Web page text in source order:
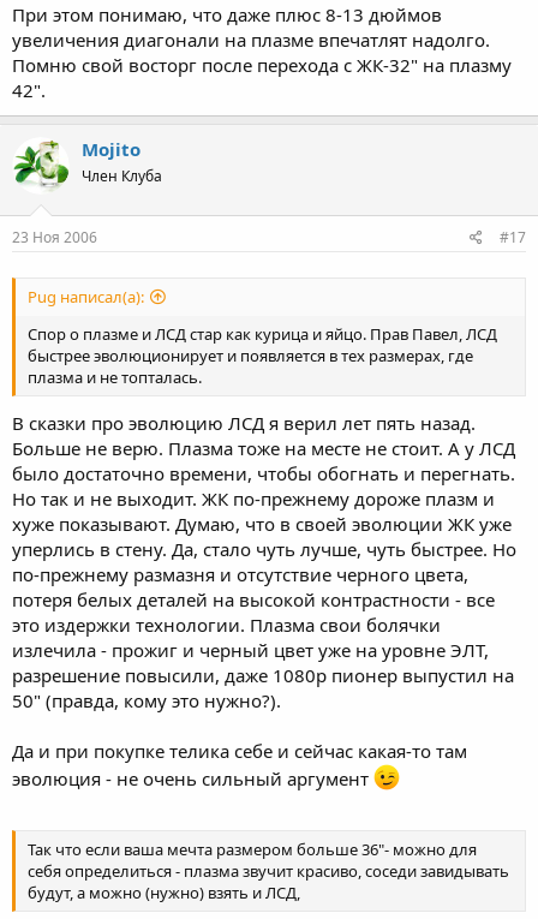
При этом понимаю, что даже плюс 8-13 дюймов
увеличения диагонали на плазме впечатлят надолго.
Помню свой восторг после перехода с ЖК-32" на плазму
42".
Mojito
Член Клуба
23 Ноя 2006 #17
Pug написал(а):
Спор о плазме и ЛСД стар как курица и яйцо. Прав Павел, ЛСД
быстрее эволюционирует и появляется в тех размерах, где
плазма и не топталась.
В сказки про эволюцию ЛСД я верил лет пять назад.
Больше не верю. Плазма тоже на месте не стоит. А у ЛСД
было достаточно времени, чтобы обогнать и перегнать.
Но так и не выходит. ЖК по-прежнему дороже плазм и
хуже показывают. Думаю, что в своей эволюции ЖК уже
уперлись в стену. Да, стало чуть лучше, чуть быстрее. Но
по-прежнему размазня и отсутствие черного цвета,
потеря белых деталей на высокой контрастности - все
это издержки технологии. Плазма свои болячки
излечила - прожиг и черный цвет уже на уровне ЭЛТ,
разрешение повысили, даже 1080р пионер выпустил на
50" (правда, кому это нужно?).
Да и при покупке телика себе и сейчас какая-то там
эволюция - не очень сильный аргумент
Так что если ваша мечта размером больше 36"- можно для
себя определиться - плазма звучит красиво, соседи завидывать
будут, а можно (нужно) взять и ЛСД,